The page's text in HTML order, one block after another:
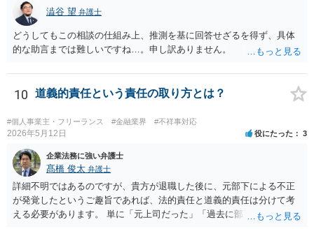
関係を説明して見通しを立て、相手方建築業者に対する請求を行なっ
ていくことになると思います。
澁谷 望 弁護士
どうしてもこの相談の仕組み上、推測を基に回答せざるを得ず、具体
的な助言までは難しいですね…。申し訳ありません。
10 道義的責任という責任の取り方とは？
#個人事業主・フリーランス #金融業界 #不祥事対応
2026年5月12日 役にたった 3
企業法務に強い弁護士
髙橋 俊太 弁護士
詳細不明ではあるのですが、貴方が退職した後に、元部下による不正
が発覚したというご趣旨であれば、法的責任と道義的責任は分けて考
える必要があります。 単に「元上司だった」「過去に部下だった」と